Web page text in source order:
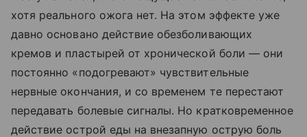
хотя реального ожога нет. На этом эффекте уже
давно основано действие обезболивающих
кремов и пластырей от хронической боли — они
постоянно «подогревают» чувствительные
нервные окончания, и со временем те перестают
передавать болевые сигналы. Но кратковременное
действие острой еды на внезапную острую боль